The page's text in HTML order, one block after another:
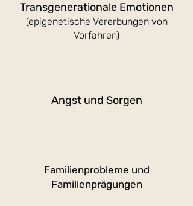
Transgenerationale Emotionen
(epigenetische Vererbungen von
Vorfahren)
Angst und Sorgen
Familienprobleme und
Familienprägungen